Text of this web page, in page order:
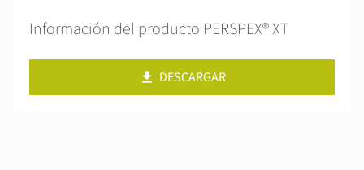
Información del producto PERSPEX® XT
DESCARGAR